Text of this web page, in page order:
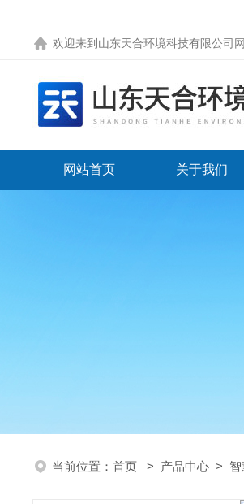
欢迎来到 山东天合环境科技有限公司
网站首页 关于我们
当前位置： 首页 > 产品中心 >